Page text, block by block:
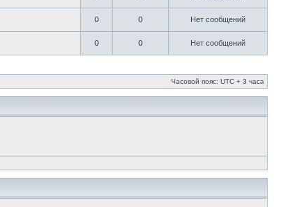
0 0 Нет сообщений
0 0 Нет сообщений
Часовой пояс: UTC + 3 часа